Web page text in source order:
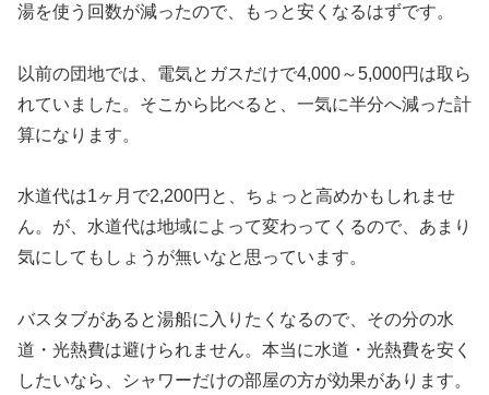
湯を使う回数が減ったので、もっと安くなるはずです。
以前の団地では、電気とガスだけで4,000～5,000円は取ら
れていました。そこから比べると、一気に半分へ減った計
算になります。
水道代は1ヶ月で2,200円と、ちょっと高めかもしれませ
ん。が、水道代は地域によって変わってくるので、あまり
気にしてもしょうが無いなと思っています。
バスタブがあると湯船に入りたくなるので、その分の水
道・光熱費は避けられません。本当に水道・光熱費を安く
したいなら、シャワーだけの部屋の方が効果があります。